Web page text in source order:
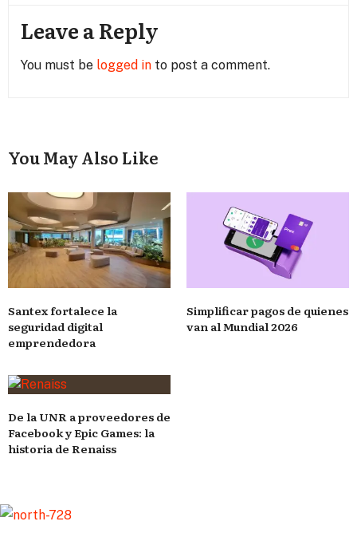
Leave a Reply
You must be logged in to post a comment.
You May Also Like
Santex fortalece la
seguridad digital
emprendedora
Simplificar pagos de quienes
van al Mundial 2026
De la UNR a proveedores de
Facebook y Epic Games: la
historia de Renaiss